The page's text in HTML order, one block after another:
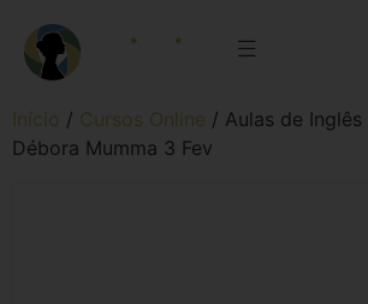
Início / Cursos Online / Aulas de
Débora Mumma 3 Fev